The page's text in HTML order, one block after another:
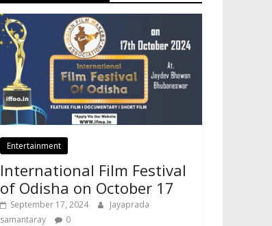
Entertainment
International Film Festival
of Odisha on October 17
September 17, 2024
Jayaprada
samantaray
0